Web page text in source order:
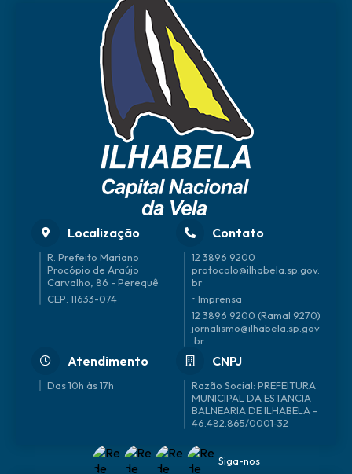
Localização
R. Prefeito Mariano
Procópio de Araújo
Carvalho, 86 - Perequê
CEP: 11633-074
Contato
12 3896 9200
protocolo@ilhabela.sp.gov.
br
• Imprensa
12 3896 9200 (Ramal 9270)
jornalismo@ilhabela.sp.gov
.br
Atendimento
Das 10h às 17h
CNPJ
46.482.865/0001-32
Siga-nos